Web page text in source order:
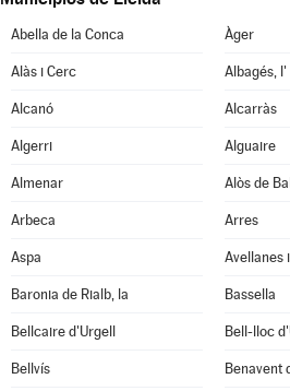
Abella de la Conca Àger
Alàs i Cerc Albagés, l'
Alcanó Alcarràs
Algerri Alguaire
Almenar Alòs de
Arbeca Arres
Aspa Avellanes
Baronia de Rialb, la Bassella
Bellcaire d'Urgell Bell-lloc
Bellvís Benavent